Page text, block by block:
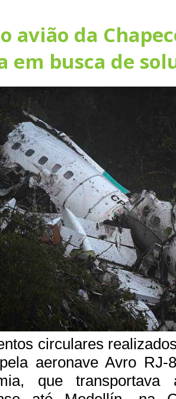
avião da
em busca de
circulares
aeronave Avro RJ-
que transportava